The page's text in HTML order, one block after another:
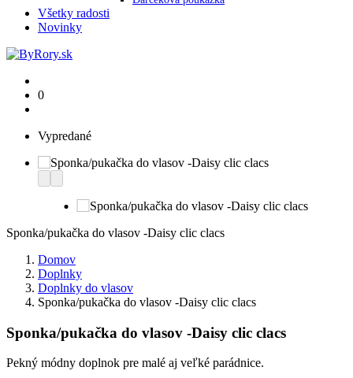
Všetky radosti
Novinky
0
Vypredané
Sponka/pukačka do vlasov -Daisy clic clacs
Domov
Doplnky
Doplnky do vlasov
Sponka/pukačka do vlasov -Daisy clic clacs
Sponka/pukačka do vlasov -Daisy clic clacs
Pekný módny doplnok pre malé aj veľké parádnice.